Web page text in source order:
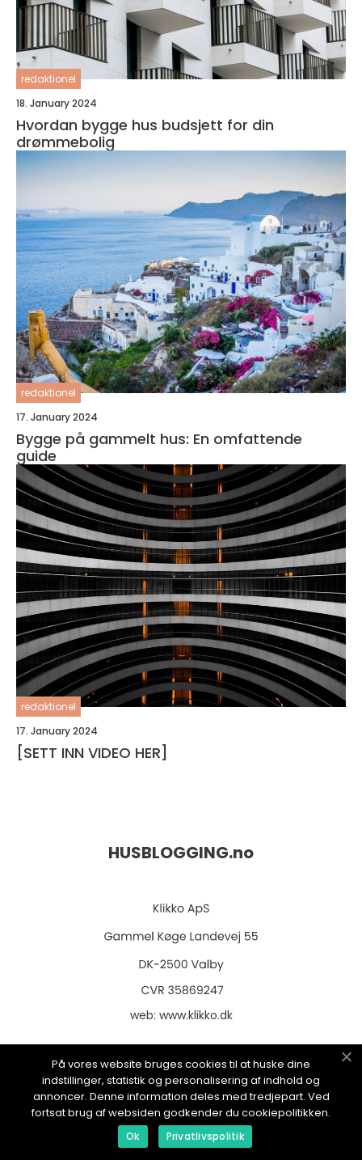
redaktionel
18. January 2024
Hvordan bygge hus budsjett for din
drømmebolig
redaktionel
17. January 2024
Bygge på gammelt hus: En omfattende
guide
redaktionel
17. January 2024
[SETT INN VIDEO HER]
HUSBLOGGING.no
web: www.klikko.dk
Menu
Reklame
På vores website bruges cookies til at huske dine
indstillinger, statistik og personalisering af indhold og
annoncer. Denne information deles med tredjepart. Ved
fortsat brug af websiden godkender du cookiepolitikken.
Ok Privatlivspolitik